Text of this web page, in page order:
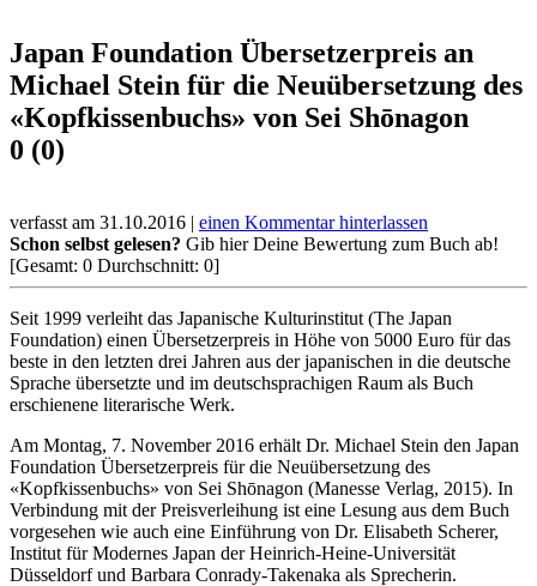
Japan Foundation Übersetzerpreis an
Michael Stein für die Neuübersetzung des
«Kopfkissenbuchs» von Sei Shōnagon
0 (0)
verfasst am 31.10.2016 | einen Kommentar hinterlassen
Schon selbst gelesen? Gib hier Deine Bewertung zum Buch ab!
[Gesamt: 0 Durchschnitt: 0]
Seit 1999 verleiht das Japanische Kulturinstitut (The Japan
Foundation) einen Übersetzerpreis in Höhe von 5000 Euro für das
beste in den letzten drei Jahren aus der japanischen in die deutsche
Sprache übersetzte und im deutschsprachigen Raum als Buch
erschienene literarische Werk.
Am Montag, 7. November 2016 erhält Dr. Michael Stein den Japan
Foundation Übersetzerpreis für die Neuübersetzung des
«Kopfkissenbuchs» von Sei Shōnagon (Manesse Verlag, 2015). In
Verbindung mit der Preisverleihung ist eine Lesung aus dem Buch
vorgesehen wie auch eine Einführung von Dr. Elisabeth Scherer,
Institut für Modernes Japan der Heinrich-Heine-Universität
Düsseldorf und Barbara Conrady-Takenaka als Sprecherin.